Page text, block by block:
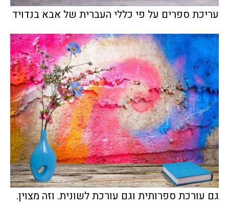
עריכת ספרים על פי כללי העברית של אבא בנדויד
גם עורכת ספרותית וגם עורכת לשונית. וזה מצוין.